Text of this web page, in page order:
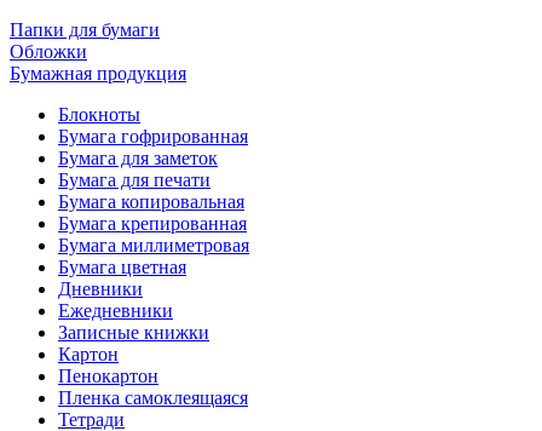
Папки для бумаги
Обложки
Бумажная продукция
Блокноты
Бумага гофрированная
Бумага для заметок
Бумага для печати
Бумага копировальная
Бумага крепированная
Бумага миллиметровая
Бумага цветная
Дневники
Ежедневники
Записные книжки
Картон
Пенокартон
Пленка самоклеящаяся
Тетради